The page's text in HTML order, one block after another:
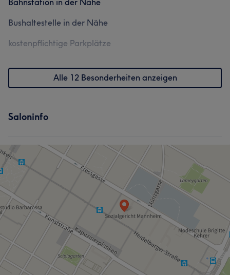
Bahnstation in der Nähe
Bushaltestelle in der Nähe
kostenpflichtige Parkplätze
Alle 12 Besonderheiten anzeigen
Saloninfo